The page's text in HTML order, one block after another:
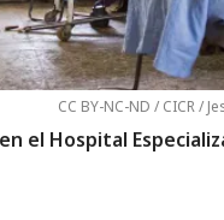
CC BY-NC-ND / CICR /
el Hospital